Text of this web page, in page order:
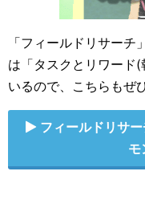
「フィールドリサー
は「タスクとリワード
いるので、こちらもぜ
フィールドリサ
モ